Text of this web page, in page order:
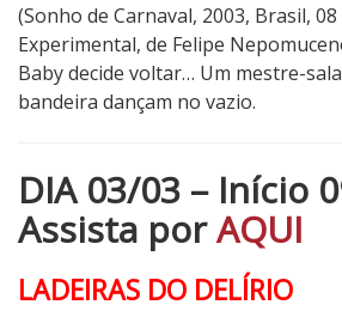
(Sonho de Carnaval, 2003, Brasil,
Experimental, de Felipe
Baby decide voltar… Um mestre-
bandeira dançam no vazio.
DIA 03/03 – Início
Assista porAQUI
LADEIRAS DO DELÍRIO